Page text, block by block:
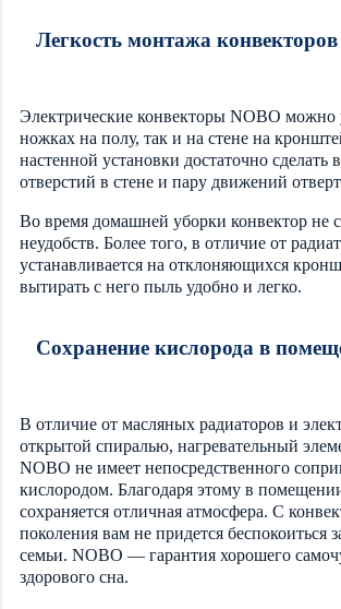
Легкость монтажа конвекторов
Электрические конвекторы NOBO можно
ножках на полу, так и на стене на
настенной установки достаточно сделать
отверстий в стене и пару движений
Во время домашней уборки конвектор не
неудобств. Более того, в отличие от
устанавливается на отклоняющихся
вытирать с него пыль удобно и легко.
Сохранение кислорода в
В отличие от масляных радиаторов и
открытой спиралью, нагревательный
NOBO не имеет непосредственного
кислородом. Благодаря этому в
сохраняется отличная атмосфера. С
поколения вам не придется беспокоиться
семьи. NOBO — гарантия хорошего
здорового сна.